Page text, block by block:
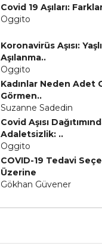
Covid 19 Aşıları:
Oggito
Koronavirüs Aşısı:
Aşılanma..
Oggito
Kadınlar Neden Adet
Görmen..
Suzanne Sadedin
Covid Aşısı
Adaletsizlik: ..
Oggito
COVID-19 Tedavi
Üzerine
Gökhan Güvener